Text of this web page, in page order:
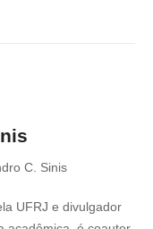
C. Sinis
UFRJ e divulgador